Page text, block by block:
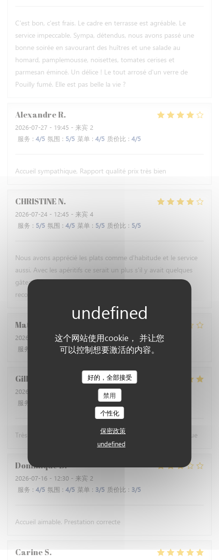
这个网站使用cookie， 并让您
可以控制想要激活的内容。
好的，全部接受
禁用
个性化
保密政策
undefined
C'est bon, c'est frais. Le cadre en terrasse est agréable. Le
service impeccable. Sympa, détendus, nous avons passé une
bonne soirée en savourant des huîtres et une salade au
homard, pamplemousse, noisettes, tomates cerises et
parmesan émincé. Un délice ! Le tout arrosé d'un verre de
Pouilly fumé. Elle est pas belle la vie ?
AlexandreR
2026-07-27 - 19:45 - 来宾 2
服务 : 4/5 氛围 : 5/5 菜单 : 4/5 质价比 : 4/5
Accueil sympathique, Rapport qualité prix très bien
CHRISTINEN
2026-07-24 - 12:45 - 来宾 4
服务 : 5/5 氛围 : 4/5 菜单 : 5/5 质价比 : 5/5
Nous avons apprécié les plats comme d'habitude et le service
aussi. Avec les apéritifs ce serait un plus s'il y avait quelques
gâteaux apéro ou des olives en attendant les plats. Nous
recommandons ce restaurant !
Matthieu
2026-07-22
- 12:30 - 来宾 4
服务
氛围: 4/5 菜单: 3/5 质价比: 2/5
Gilbert
2026-07-18
服务
5/5 质价比
Très bons plats de poissons avec un accueil très sympathique
DominiqueB
2026-07-16 - 12:30 - 来宾 2
服务 : 4/5 氛围 : 4/5 菜单 : 3/5 质价比 : 3/5
Accueil aimable. Prestation correcte
Carine S